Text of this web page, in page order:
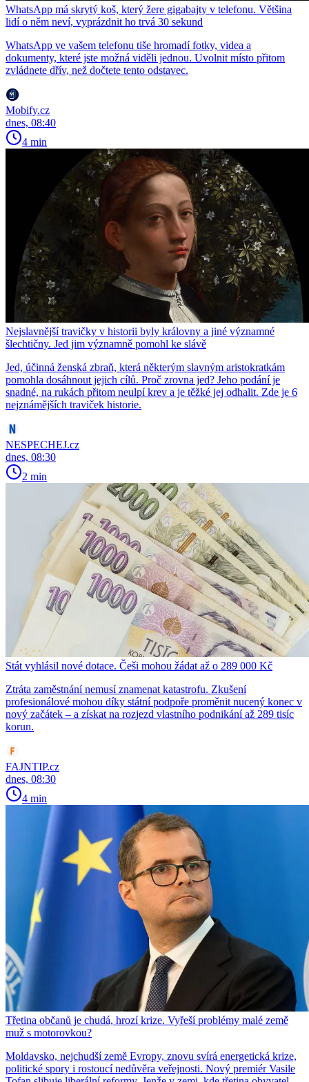
WhatsApp má skrytý koš, který žere gigabajty v telefonu. Většina
lidí o něm neví, vyprázdnit ho trvá 30 sekund
WhatsApp ve vašem telefonu tiše hromadí fotky, videa a
dokumenty, které jste možná viděli jednou. Uvolnit místo přitom
zvládnete dřív, než dočtete tento odstavec.
Mobify.cz
dnes, 08:40
4 min
Nejslavnější travičky v historii byly královny a jiné významné
šlechtičny. Jed jim významně pomohl ke slávě
Jed, účinná ženská zbraň, která některým slavným aristokratkám
pomohla dosáhnout jejich cílů. Proč zrovna jed? Jeho podání je
snadné, na rukách přitom neulpí krev a je těžké jej odhalit. Zde je 6
nejznámějších traviček historie.
NESPECHEJ.cz
dnes, 08:30
2 min
Stát vyhlásil nové dotace. Češi mohou žádat až o 289 000 Kč
Ztráta zaměstnání nemusí znamenat katastrofu. Zkušení
profesionálové mohou díky státní podpoře proměnit nucený konec v
nový začátek – a získat na rozjezd vlastního podnikání až 289 tisíc
korun.
FAJNTIP.cz
dnes, 08:30
4 min
Třetina občanů je chudá, hrozí krize. Vyřeší problémy malé země
muž s motorovkou?
Moldavsko, nejchudší země Evropy, znovu svírá energetická krize,
politické spory i rostoucí nedůvěra veřejnosti. Nový premiér Vasile